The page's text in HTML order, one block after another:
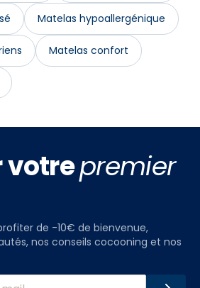
Matelas hypoallergénique
Matelas confort
votrepremier
de -10€ de bienvenue,
nos conseils cocooning et nos